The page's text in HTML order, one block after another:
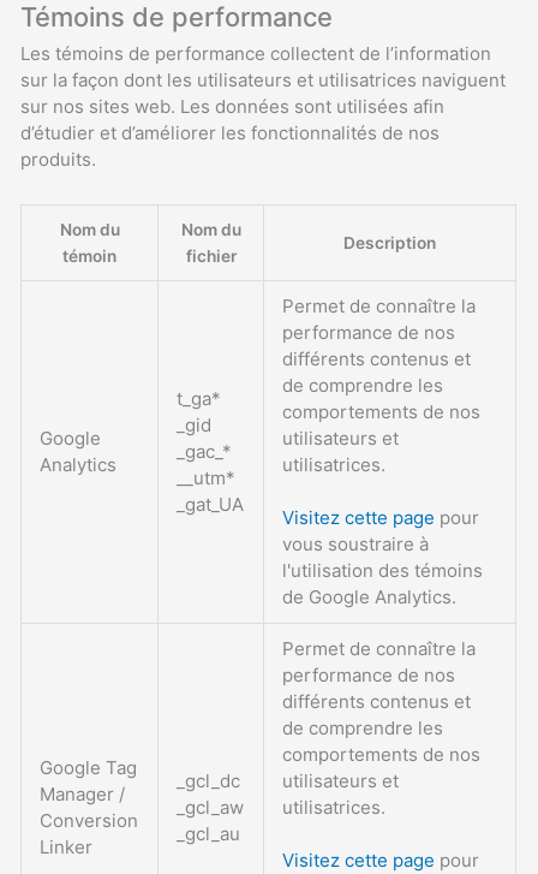
Témoins de performance
Les témoins de performance collectent de l’information
sur la façon dont les utilisateurs et utilisatrices naviguent
sur nos sites web. Les données sont utilisées afin
d’étudier et d’améliorer les fonctionnalités de nos
produits.
Nom du
témoin
Nom du
fichier
Description
Google
Analytics
t_ga*
_gid
_gac_*
__utm*
_gat_UA
Permet de connaître la
performance de nos
différents contenus et
de comprendre les
comportements de nos
utilisateurs et
utilisatrices.
Visitez cette page pour
vous soustraire à
l'utilisation des témoins
de Google Analytics.
Google Tag
Manager /
Conversion
Linker
_gcl_dc
_gcl_aw
_gcl_au
Permet de connaître la
performance de nos
différents contenus et
de comprendre les
comportements de nos
utilisateurs et
utilisatrices.
Visitez cette page pour